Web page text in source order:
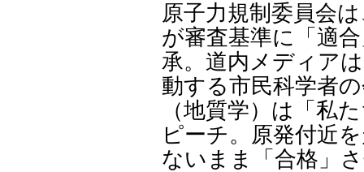
原子力規制委員会
が審査基準に「適
承。道内メディア
動する市民科学者
（地質学）は「私
ピーチ。原発付近
ないまま「合格」